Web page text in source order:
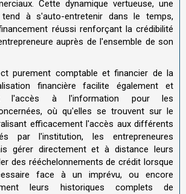
Cette dynamique vertueuse, une
à s'auto-entretenir dans le temps,
réussi renforçant la crédibilité
auprès de l'ensemble de son
purement comptable et financier de la
financière facilite également et
l'accès à l'information pour les
où qu'elles se trouvent sur le
efficacement l'accès aux différents
par l'institution, les entrepreneures
gérer directement et à distance leurs
des rééchelonnements de crédit lorsque
face à un imprévu, ou encore
leurs historiques complets de